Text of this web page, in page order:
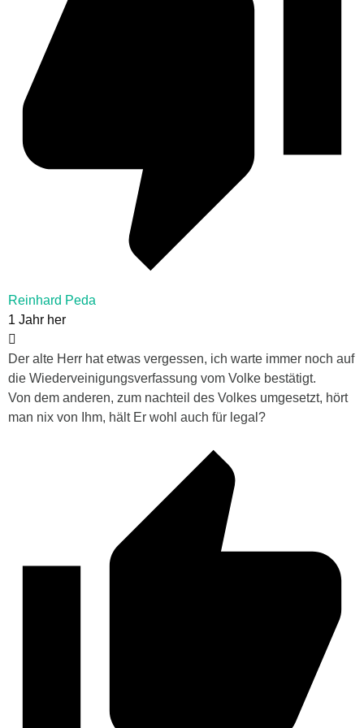
Reinhard Peda
1 Jahr her
Der alte Herr hat etwas vergessen, ich warte immer noch auf
die Wiederveinigungsverfassung vom Volke bestätigt.
Von dem anderen, zum nachteil des Volkes umgesetzt, hört
man nix von Ihm, hält Er wohl auch für legal?